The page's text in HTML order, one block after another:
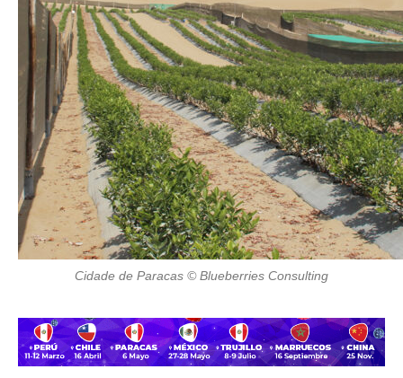
Cidade de Paracas © Blueberries Consulting